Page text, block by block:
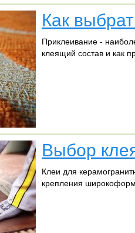
Как
Приклеивание -
клеящий состав и как
Выбор
Клеи для
крепления